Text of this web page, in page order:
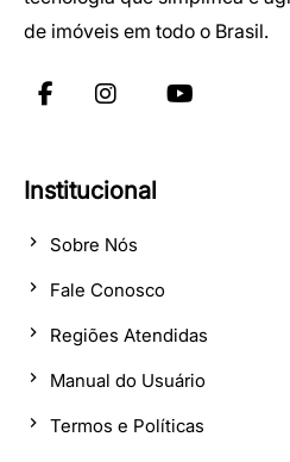
de imóveis em todo o Brasil.
Institucional
Sobre Nós
Fale Conosco
Regiões Atendidas
Manual do Usuário
Termos e Políticas